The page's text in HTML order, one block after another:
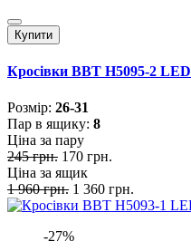
Купити
Кросівки BBT H5095-2 LED
Розмiр: 26-31
Пар в ящику: 8
Ціна за пару
245 грн. 170 грн.
Ціна за ящик
1 960 грн. 1 360 грн.
-27%